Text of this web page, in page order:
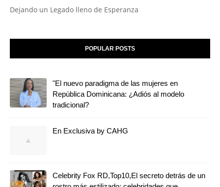
Dejando un Legado lleno de Esperanza
POPULAR POSTS
"El nuevo paradigma de las mujeres en
República Dominicana: ¿Adiós al modelo
tradicional?
En Exclusiva by CAHG
Celebrity Fox RD,Top10,El secreto detrás de un